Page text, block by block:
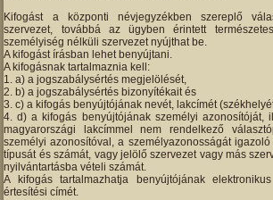
Kifogást a központi névjegyzékben szereplő
szervezet, továbbá az ügyben érintett
személyiség nélküli szervezet nyújthat be.
A kifogást írásban lehet benyújtani.
A kifogásnak tartalmaznia kell:
a) a jogszabálysértés megjelölését,
b) a jogszabálysértés bizonyítékait és
c) a kifogás benyújtójának nevét, lakcímét
d) a kifogás benyújtójának személyi azonosítóját,
magyarországi lakcímmel nem rendelkező
személyi azonosítóval, a személyazonosságát
típusát és számát, vagy jelölő szervezet vagy más
nyilvántartásba vételi számát.
A kifogás tartalmazhatja benyújtójának
értesítési címét.